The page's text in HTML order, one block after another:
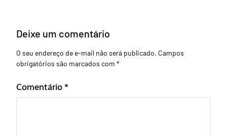
Deixe um comentário
O seu endereço de e-mail não será publicado. Campos
obrigatórios são marcados com *
Comentário*